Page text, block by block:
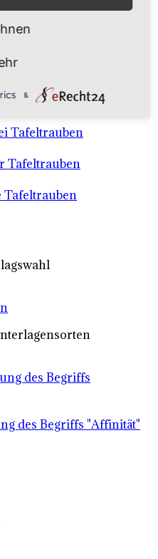
- rechtliche
Tafeltrauben
Tafeltrauben
Tafeltrauben
des Begriffs
des Begriffs "Affinität"
&